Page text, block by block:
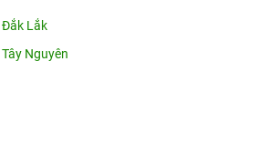
Lắk
Nguyên